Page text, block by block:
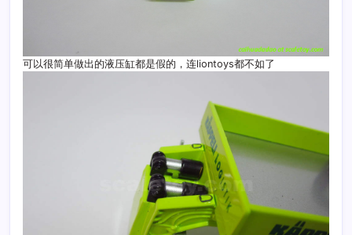
可以很简单做出的液压缸都是假的，连liontoys都不如了